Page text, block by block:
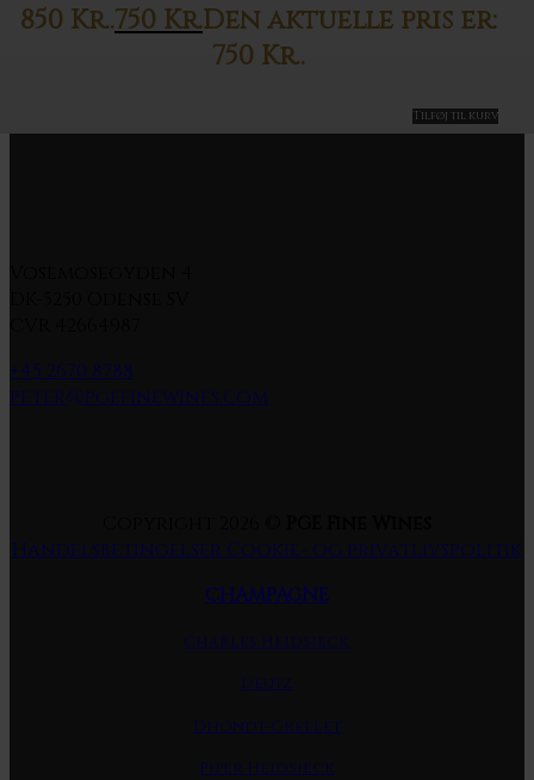
850 Kr..750 Kr.Den aktuelle pris er:
750 Kr..
Tilføj til kurv
+45 2670 8788
peter@pgefinewines.com
Handelsbetingelser Cookie- og privatlivspolitik
CHAMPAGNE
Charles Heidsieck
Deutz
Dhondt-Grellet
Piper Heidsieck